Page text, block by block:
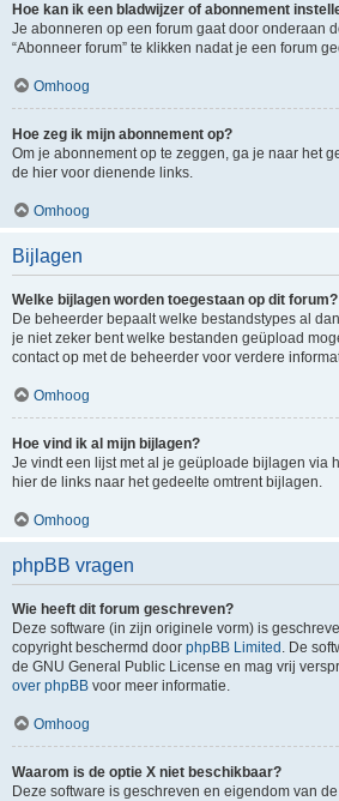
Hoe kan ik een bladwijzer of abonnement
Je abonneren op een forum gaat door onderaan
“Abonneer forum” te klikken nadat je een forum
Omhoog
Hoe zeg ik mijn abonnement op?
Om je abonnement op te zeggen, ga je naar het
de hier voor dienende links.
Omhoog
Bijlagen
Welke bijlagen worden toegestaan op dit forum?
De beheerder bepaalt welke bestandstypes al
je niet zeker bent welke bestanden geüpload
contact op met de beheerder voor verdere
Omhoog
Hoe vind ik al mijn bijlagen?
Je vindt een lijst met al je geüploade bijlagen via
hier de links naar het gedeelte omtrent bijlagen.
Omhoog
phpBB vragen
Wie heeft dit forum geschreven?
Deze software (in zijn originele vorm) is
copyright beschermd door phpBB Limited . De
de GNU General Public License en mag vrij
over phpBB voor meer informatie.
Omhoog
Waarom is de optie X niet beschikbaar?
Deze software is geschreven en eigendom van